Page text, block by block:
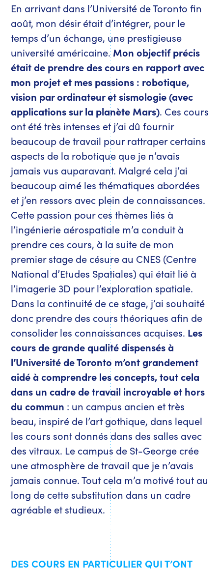
En arrivant dans l’Université de Toronto fin
août, mon désir était d’intégrer, pour le
temps d’un échange, une prestigieuse
université américaine. Mon objectif précis
était de prendre des cours en rapport avec
mon projet et mes passions : robotique,
vision par ordinateur et sismologie (avec
applications sur la planète Mars). Ces cours
ont été très intenses et j’ai dû fournir
beaucoup de travail pour rattraper certains
aspects de la robotique que je n’avais
jamais vus auparavant. Malgré cela j’ai
beaucoup aimé les thématiques abordées
et j’en ressors avec plein de connaissances.
Cette passion pour ces thèmes liés à
l’ingénierie aérospatiale m’a conduit à
prendre ces cours, à la suite de mon
premier stage de césure au CNES (Centre
National d’Etudes Spatiales) qui était lié à
l’imagerie 3D pour l’exploration spatiale.
Dans la continuité de ce stage, j’ai souhaité
donc prendre des cours théoriques afin de
consolider les connaissances acquises. Les
cours de grande qualité dispensés à
l’Université de Toronto m’ont grandement
aidé à comprendre les concepts, tout cela
dans un cadre de travail incroyable et hors
du commun : un campus ancien et très
beau, inspiré de l’art gothique, dans lequel
les cours sont donnés dans des salles avec
des vitraux. Le campus de St-George crée
une atmosphère de travail que je n’avais
jamais connue. Tout cela m’a motivé tout au
long de cette substitution dans un cadre
agréable et studieux.
DES COURS EN PARTICULIER QUI T’ONT